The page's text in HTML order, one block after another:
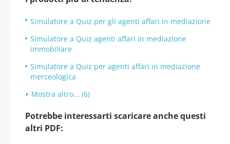
Simulatore a Quiz per gli agenti affari in mediazione
Simulatore a Quiz agenti affari in mediazione
immobiliare
Simulatore a Quiz per agenti affari in mediazione
merceologica
Mostra altro... (6)
Potrebbe interessarti scaricare anche questi
altri PDF: